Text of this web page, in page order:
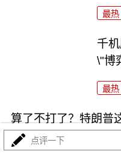
最热
千
\"博
最热
算了不打了？特朗普
点评一下